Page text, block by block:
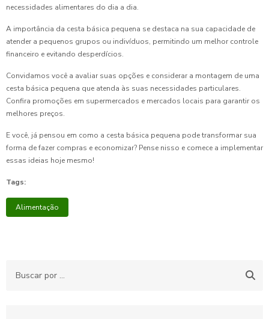
necessidades alimentares do dia a dia.
A importância da cesta básica pequena se destaca na sua capacidade de
atender a pequenos grupos ou indivíduos, permitindo um melhor controle
financeiro e evitando desperdícios.
Convidamos você a avaliar suas opções e considerar a montagem de uma
cesta básica pequena que atenda às suas necessidades particulares.
Confira promoções em supermercados e mercados locais para garantir os
melhores preços.
E você, já pensou em como a cesta básica pequena pode transformar sua
forma de fazer compras e economizar? Pense nisso e comece a implementar
essas ideias hoje mesmo!
Tags:
Alimentação